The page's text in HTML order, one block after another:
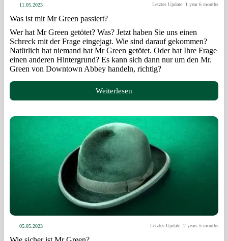
Was ist mit Mr Green passiert?
11.05.2023 Letztes Update: 1 year 6 months
Wer hat Mr Green getötet? Was? Jetzt haben Sie uns einen
Schreck mit der Frage eingejagt. Wie sind darauf gekommen?
Natürlich hat niemand hat Mr Green getötet. Oder hat Ihre Frage
einen anderen Hintergrund? Es kann sich dann nur um den Mr.
Green von Downtown Abbey handeln, richtig?
Weiterlesen
05.05.2023 Letztes Update: 2 years 5 months